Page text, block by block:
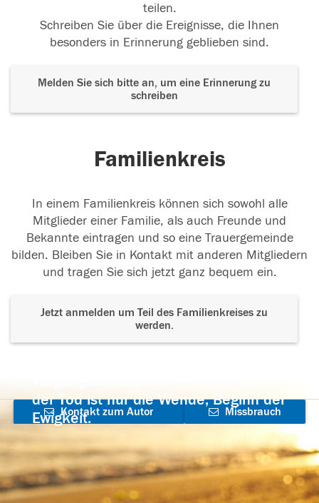
teilen.
Schreiben Sie über die Ereignisse, die Ihnen
besonders in Erinnerung geblieben sind.
Melden Sie sich bitte an, um eine Erinnerung zu
schreiben
Familienkreis
In einem Familienkreis können sich sowohl alle
Mitglieder einer Familie, als auch Freunde und
Bekannte eintragen und so eine Trauergemeinde
bilden. Bleiben Sie in Kontakt mit anderen Mitgliedern
und tragen Sie sich jetzt ganz bequem ein.
Jetzt anmelden um Teil des Familienkreises zu
werden.
der Tod ist nur die Wende, Beginn der
Ewigkeit.
Kontakt zum Autor
aufnehmen
Missbrauch